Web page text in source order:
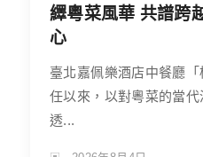
繹粵菜風華 共譜跨
心
臺北嘉佩樂酒店中餐廳
任以來，以對粵菜的當代
透...